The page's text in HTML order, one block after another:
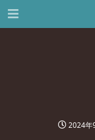
2024年